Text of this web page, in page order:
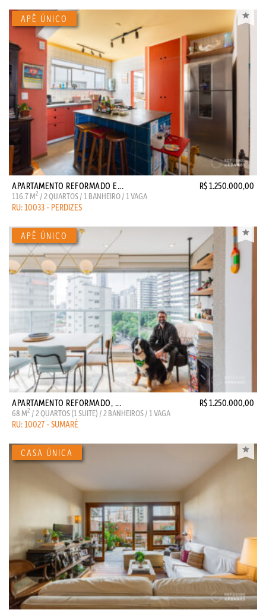
APARTAMENTO REFORMADO E... R$ 1.250.000,00
116.7 M2 / 2 QUARTOS / 1 BANHEIRO / 1 VAGA
RU: 10033 - PERDIZES
APARTAMENTO REFORMADO, ... R$ 1.250.000,00
68 M2 / 2 QUARTOS (1 SUITE) / 2 BANHEIROS / 1 VAGA
RU: 10027 - SUMARÉ